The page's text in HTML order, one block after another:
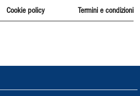
Cookie policy Termini e condizioni